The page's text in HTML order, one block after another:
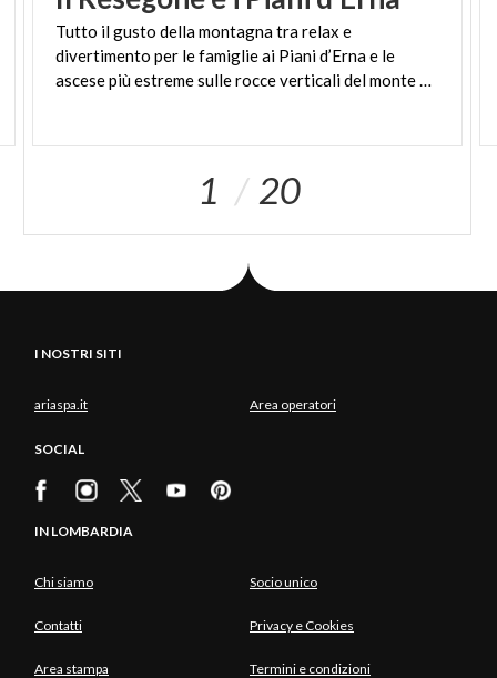
Tutto il gusto della montagna tra relax e
divertimento per le famiglie ai Piani d’Erna e le
1 20
I NOSTRI SITI
ariaspa.it Area operatori
SOCIAL
IN LOMBARDIA
Chi siamo Socio unico
Contatti Privacy e Cookies
Area stampa Termini e condizioni